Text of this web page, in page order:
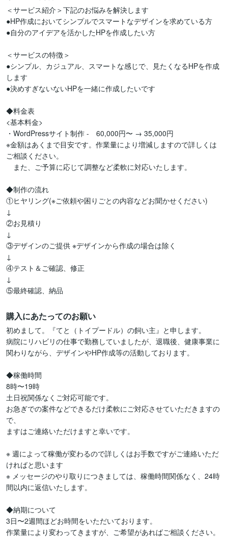
＜サービス紹介＞下記のお悩みを解決します
●HP作成においてシンプルでスマートなデザインを求めている方
●自分のアイデアを活かしたHPを作成したい方
＜サービスの特徴＞
●シンプル、カジュアル、スマートな感じで、見たくなるHPを作成
します
●決めすぎないないHPを一緒に作成したいです
◆料金表
<基本料金>
・WordPressサイト制作 -　60,000円〜 → 35,000円
※金額はあくまで目安です。作業量により増減しますので詳しくは
ご相談ください。
また、ご予算に応じて調整など柔軟に対応いたします。
◆制作の流れ
①ヒヤリング(※ご依頼や困りごとの内容などお聞かせください)
↓
②お見積り
↓
③デザインのご提供 ※デザインから作成の場合は除く
↓
④テスト＆ご確認、修正
↓
⑤最終確認、納品
購入にあたってのお願い
初めまして。『てと（トイプードル）の飼い主』と申します。
病院にリハビリの仕事で勤務していましたが、退職後、健康事業に
関わりながら、デザインやHP作成等の活動しております。
◆稼働時間
8時〜19時
土日祝関係なくご対応可能です。
お急ぎでの案件などできるだけ柔軟にご対応させていただきますの
で、
ますはご連絡いただけますと幸いです。
※ 週によって稼働が変わるので詳しくはお手数ですがご連絡いただ
ければと思います
※ メッセージのやり取りにつきましては、稼働時間関係なく、24時
間以内に返信いたします。
◆納期について
3日〜2週間ほどお時間をいただいております。
作業量により変わってきますが、ご希望があればご相談ください。